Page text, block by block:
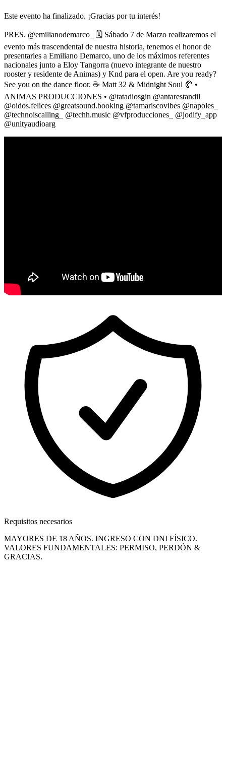
Este evento ha finalizado. ¡Gracias por tu interés!
PRES. @emilianodemarco_ 🗓️ Sábado 7 de Marzo realizaremos el
evento más trascendental de nuestra historia, tenemos el honor de
presentarles a Emiliano Demarco, uno de los máximos referentes
nacionales junto a Eloy Tangorra (nuevo integrante de nuestro
rooster y residente de Animas) y Knd para el open. Are you ready?
See you on the dance floor. ☕️ Matt 32 & Midnight Soul 🥐 •
ANIMAS PRODUCCIONES • @tatadiosgin @antarestandil
@oidos.felices @greatsound.booking @tamariscovibes @napoles_
@technoiscalling_ @techh.music @vfproducciones_ @jodify_app
@unityaudioarg
Requisitos necesarios
MAYORES DE 18 AÑOS. INGRESO CON DNI FÍSICO.
VALORES FUNDAMENTALES: PERMISO, PERDÓN &
GRACIAS.